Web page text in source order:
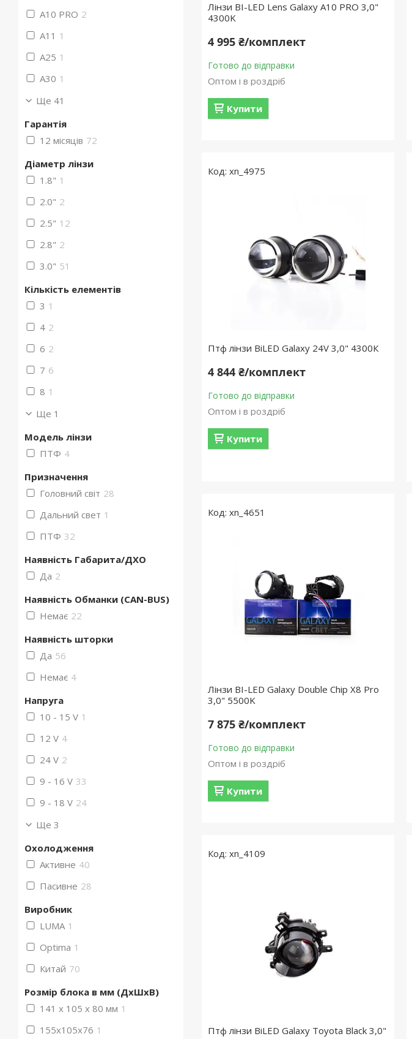
Лінзи BI-LED Lens Galaxy A10 PRO 3,0"
4300K
4 995 ₴/комплект
Готово до відправки
Оптом і в роздріб
Купити
xn_4975
Птф лінзи BiLED Galaxy 24V 3,0" 4300К
4 844 ₴/комплект
Готово до відправки
Оптом і в роздріб
Купити
xn_4651
Лінзи BI-LED Galaxy Double Chip X8 Pro
3,0" 5500K
7 875 ₴/комплект
Готово до відправки
Оптом і в роздріб
Купити
xn_4109
Птф лінзи BiLED Galaxy Toyota Black 3,0"
A10 PRO 2
A11 1
A25 1
A30 1
Ще 41
Гарантія
12 місяців 72
Діаметр лінзи
1.8" 1
2.0" 2
2.5" 12
2.8" 2
3.0" 51
Кількість елементів
3 1
4 2
6 2
7 6
8 1
Ще 1
Модель лінзи
ПТФ 4
Призначення
Головний світ 28
Дальний свет 1
ПТФ 32
Наявність Габарита/ДХО
Да 2
Наявність Обманки (CAN-BUS)
Немає 22
Наявність шторки
Да 56
Немає 4
Напруга
10 - 15 V 1
12 V 4
24 V 2
9 - 16 V 33
9 - 18 V 24
Ще 3
Охолодження
Активне 40
Пасивне 28
Виробник
LUMA 1
Optima 1
Китай 70
Розмір блока в мм (ДхШхВ)
141 х 105 х 80 мм 1
155x105x76 1